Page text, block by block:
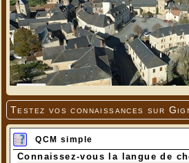
Testez vos connaissances sur
QCM simple
Connaissez-vous la langue de